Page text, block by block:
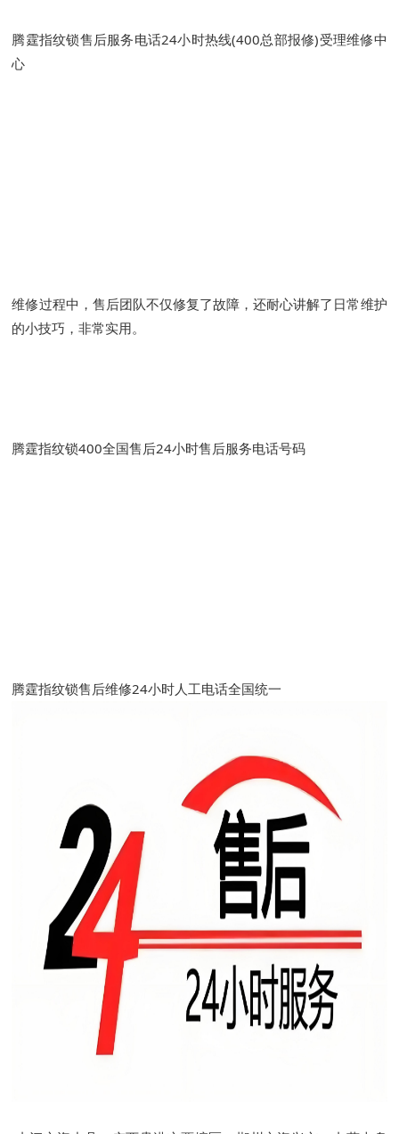
腾霆指纹锁售后服务电话24小时热线(400总部报修)受理维修中
心
维修过程中，售后团队不仅修复了故障，还耐心讲解了日常维护
的小技巧，非常实用。
腾霆指纹锁400全国售后24小时售后服务电话号码
腾霆指纹锁售后维修24小时人工电话全国统一